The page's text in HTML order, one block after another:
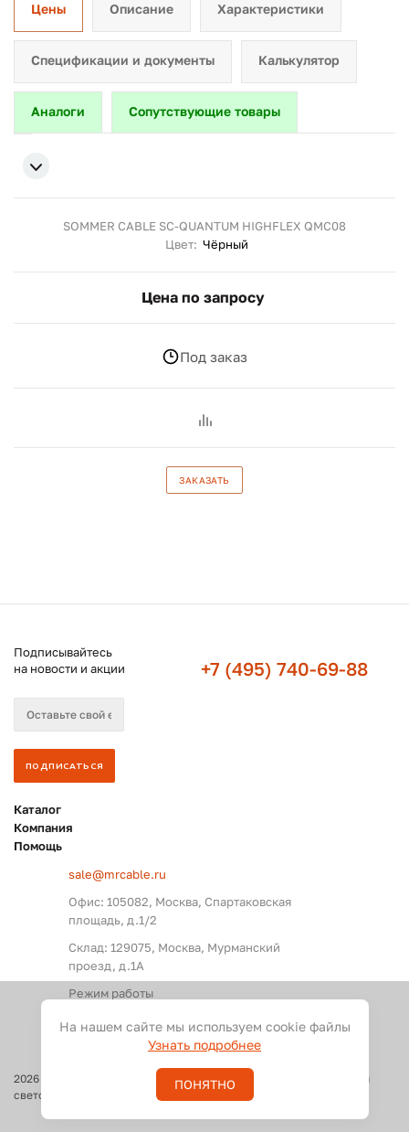
Цены Описание Характеристики
Спецификации и документы Калькулятор
Аналоги Сопутствующие товары
SOMMER CABLE SC-QUANTUM HIGHFLEX QMC08
Цвет: Чёрный
Цена по запросу
Под заказ
ЗАКАЗАТЬ
Подписывайтесь
на новости и акции
+7 (495) 740-69-88
Каталог
Компания
Помощь
sale@mrcable.ru
Офис: 105082, Москва, Спартаковская
площадь, д.1/2
Склад: 129075, Москва, Мурманский
проезд, д.1А
Режим работы
2026
Оптовые поставки кабелей и разъемов для аудио, видео и
светового оборудования
На нашем сайте мы используем cookie файлы
Узнать подробнее
ПОНЯТНО